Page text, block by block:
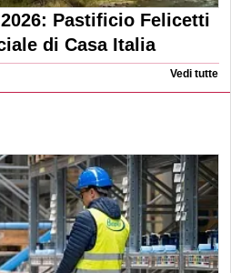
Pastificio Felicetti
di Casa Italia
Vedi tutte